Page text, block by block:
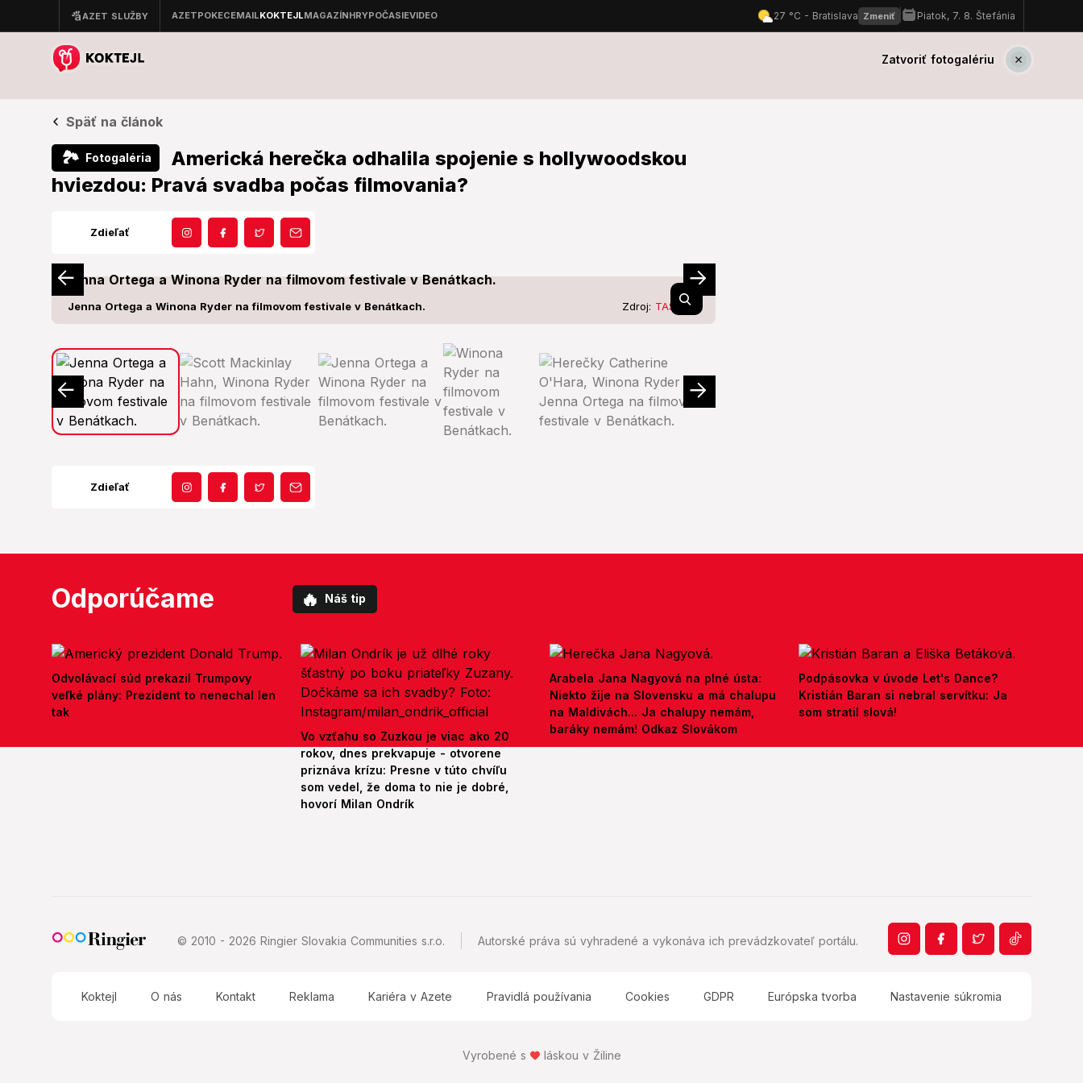
Zatvoriť fotogalériu
Späť na článok
🏞 Fotogaléria
Americká herečka odhalila spojenie s hollywoodskou
hviezdou: Pravá svadba počas filmovania?
Zdieľať
Jenna Ortega a Winona Ryder na filmovom festivale v Benátkach. Zdroj: TASR/AP
Zdieľať
Odporúčame 🔥 Náš tip
Odvolávací súd prekazil Trumpovy
veľké plány: Prezident to nenechal len
tak
Vo vzťahu so Zuzkou je viac ako 20
rokov, dnes prekvapuje - otvorene
priznáva krízu: Presne v túto chvíľu
som vedel, že doma to nie je dobré,
hovorí Milan Ondrík
Arabela Jana Nagyová na plné ústa:
Niekto žije na Slovensku a má chalupu
na Maldivách... Ja chalupy nemám,
baráky nemám! Odkaz Slovákom
Podpásovka v úvode Let's Dance?
Kristián Baran si nebral servítku: Ja
som stratil slová!
© 2010 - 2026 Ringier Slovakia Communities s.r.o. Autorské práva sú vyhradené a vykonáva ich prevádzkovateľ portálu.
Koktejl O nás Kontakt Reklama Kariéra v Azete Pravidlá používania Cookies GDPR Európska tvorba Nastavenie súkromia
Vyrobené s láskou v Žiline